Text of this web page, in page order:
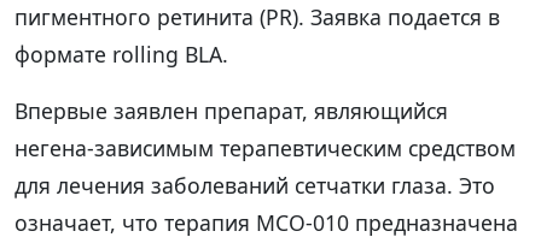
пигментного ретинита (PR). Заявка подается в
формате rolling BLA.
Впервые заявлен препарат, являющийся
негена-зависимым терапевтическим средством
для лечения заболеваний сетчатки глаза. Это
означает, что терапия MCO-010 предназначена